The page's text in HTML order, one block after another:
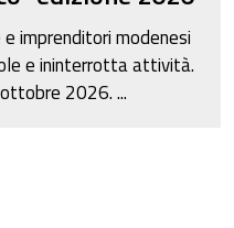
imprenditori modenesi
e ininterrotta attività.
2026.